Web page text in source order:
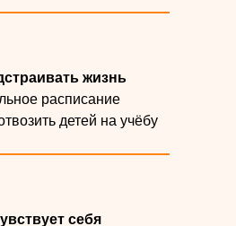
жизнь
расписание
детей на учёбу
себя